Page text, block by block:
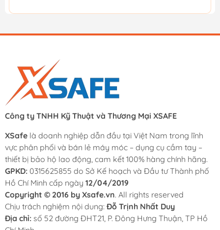
Công ty TNHH Kỹ Thuật và Thương Mại XSAFE
XSafe là doanh nghiệp dẫn đầu tại Việt Nam trong lĩnh
vực phân phối và bán lẻ máy móc – dụng cụ cầm tay –
thiết bị bảo hộ lao động, cam kết 100% hàng chính hãng.
GPKD: 0315625855 do Sở Kế hoạch và Đầu tư Thành phố
Hồ Chí Minh cấp ngày 12/04/2019
Copyright © 2016 by Xsafe.vn. All rights reserved
Chịu trách nghiệm nội dung: Đỗ Trịnh Nhất Duy
Địa chỉ: số 52 đường ĐHT21, P. Đông Hưng Thuận, TP Hồ